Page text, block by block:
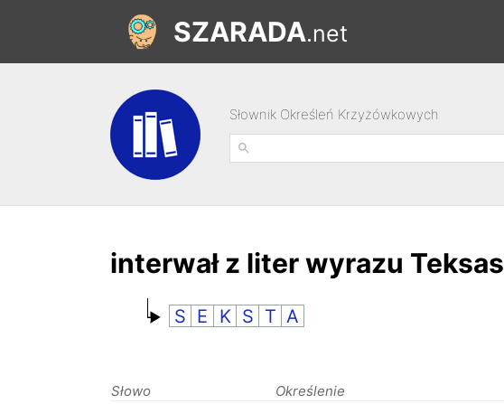
SZARADA.net
Słownik Określeń Krzyżówkowych
interwał z liter wyrazu Teksas
S E K S T A
Słowo Określenie